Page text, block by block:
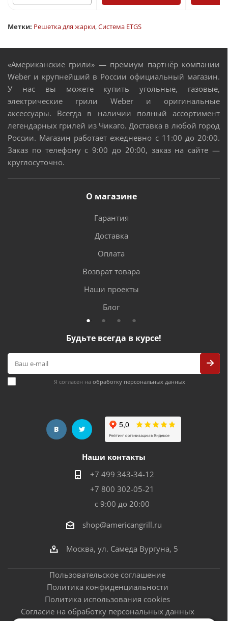
Метки: Решетка для жарки,Система ETGS
«Американские грили» — премиум партнёр компании
Weber и крупнейший в России официальный магазин.
У нас вы можете купить угольные, газовые,
электрические грили Weber и оригинальные
аксессуары. Всегда в наличии полный ассортимент
легендарных грилей из Чикаго. Доставка в любой город
России. Магазин работает ежедневно с 11:00 до 20:00.
Заказ по телефону с 9:00 до 20:00, заказ на сайте —
круглосуточно.
О магазине
Гарантия
Доставка
Оплата
Возврат товара
Наши проекты
Блог
Будьте всегда в курсе!
Я согласен на обработку персональных данных
Наши контакты
+7 499 343-34-12
+7 800 302-05-21
с 9:00 до 20:00
shop@americangrill.ru
Москва, ул. Самеда Вургуна, 5
Пользовательское соглашение
Политика конфиденциальности
Политика использования cookies
Согласие на обработку персональных данных